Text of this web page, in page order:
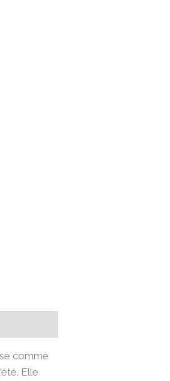
comme
Elle